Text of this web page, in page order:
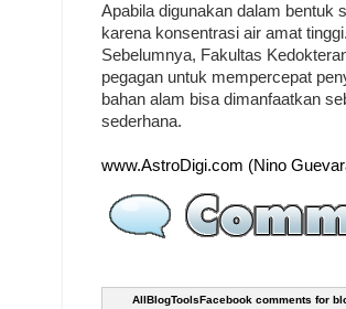
Apabila digunakan dalam bentuk
karena konsentrasi air amat
Sebelumnya, Fakultas
pegagan untuk mempercepat
bahan alam bisa dimanfaatkan
sederhana.
www.AstroDigi.com (Nino
AllBlogToolsFacebook comments for